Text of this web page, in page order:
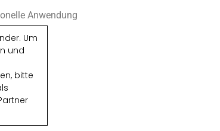
Anwendung
Um
und
bitte